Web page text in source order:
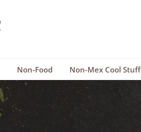
Non-Food Non-Mex Cool Stuff